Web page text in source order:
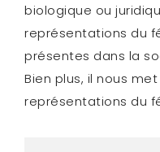
biologique ou
représentations du
présentes dans la
Bien plus, il nous
représentations du